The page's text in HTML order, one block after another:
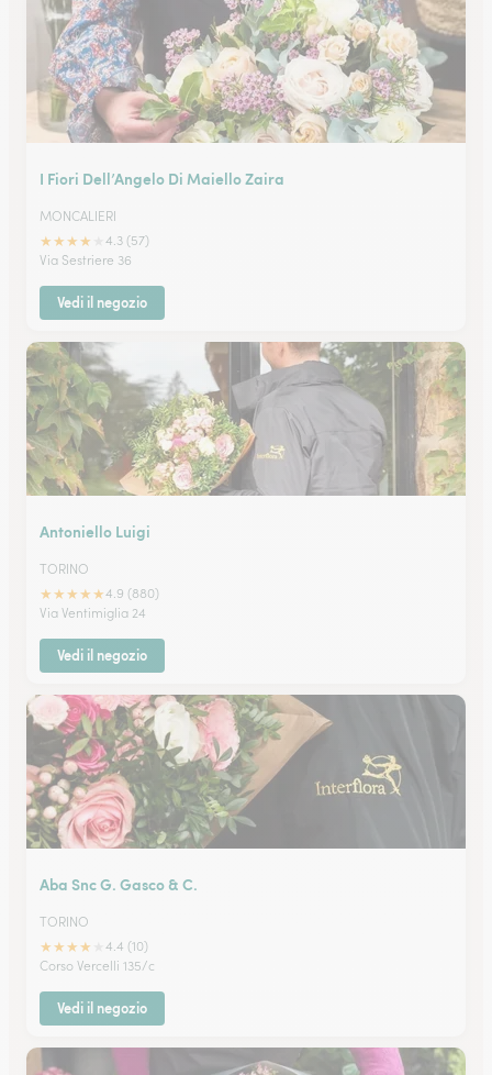
I Fiori Dell’Angelo Di Maiello Zaira
MONCALIERI
★★★★
4.3 (57)
Via Sestriere 36
Vedi il negozio
Antoniello Luigi
TORINO
★★★★★4.9 (880)
Via Ventimiglia 24
Vedi il negozio
Aba Snc G. Gasco & C.
TORINO
★★★★
4.4 (10)
Corso Vercelli 135/c
Vedi il negozio